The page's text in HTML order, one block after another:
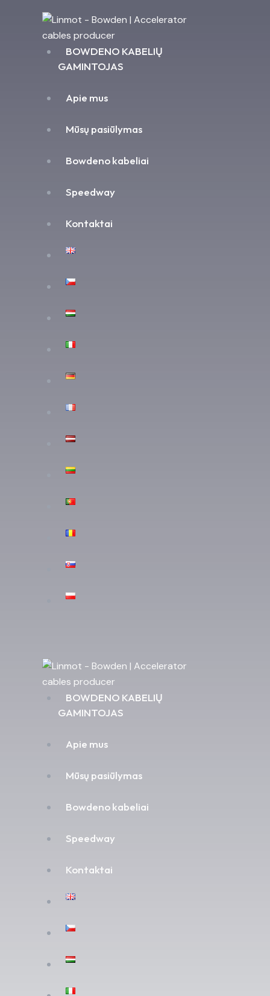
BOWDENO KABELIŲ
GAMINTOJAS
Apie mus
Mūsų pasiūlymas
Bowdeno kabeliai
Speedway
Kontaktai
BOWDENO KABELIŲ
GAMINTOJAS
Apie mus
Mūsų pasiūlymas
Bowdeno kabeliai
Speedway
Kontaktai